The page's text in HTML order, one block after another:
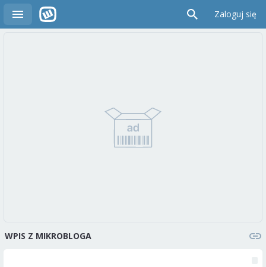
Zaloguj się
WPIS Z MIKROBLOGA